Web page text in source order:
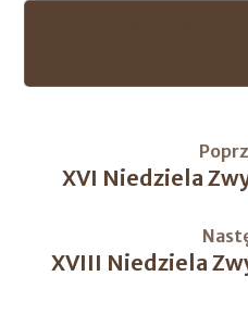
XVI Niedziela
XVIII Niedziela